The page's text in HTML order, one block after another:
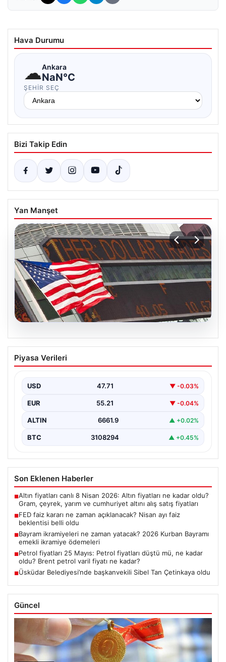
Hava Durumu
☁Ankara
NaN°C
ŞEHIR SEÇ
Bizi Takip Edin
Yan Manşet
08.08.2026
FED faiz kararı ne zaman açıklanacak?
Nisan ayı faiz beklentisi belli oldu
Piyasa Verileri
USD 47.71 ▼ -0.03%
EUR 55.21 ▼ -0.04%
ALTIN 6661.9 ▲ +0.02%
BTC 3108294 ▲ +0.45%
Son Eklenen Haberler
■Altın fiyatları canlı 8 Nisan 2026: Altın fiyatları ne kadar oldu?
Gram, çeyrek, yarım ve cumhuriyet altını alış satış fiyatları
■FED faiz kararı ne zaman açıklanacak? Nisan ayı faiz
beklentisi belli oldu
■Bayram ikramiyeleri ne zaman yatacak? 2026 Kurban Bayramı
emekli ikramiye ödemeleri
■Petrol fiyatları 25 Mayıs: Petrol fiyatları düştü mü, ne kadar
oldu? Brent petrol varil fiyatı ne kadar?
■Üsküdar Belediyesi’nde başkanvekili Sibel Tan Çetinkaya oldu
Güncel